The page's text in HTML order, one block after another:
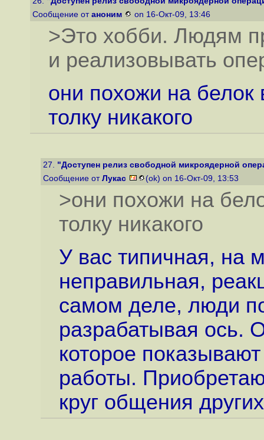
Сообщение от аноним on 16-Окт-09, 13:46
>Это хобби. Людям
и реализовывать
они похожи на белок
толку никакого
27. "Доступен релиз свободной микроядерной
Сообщение от Лукас (ok) on 16-Окт-09, 13:53
>они похожи на
толку никакого
У вас типичная, на
неправильная,
самом деле, люди
разрабатывая ось.
которое
работы.
круг общения